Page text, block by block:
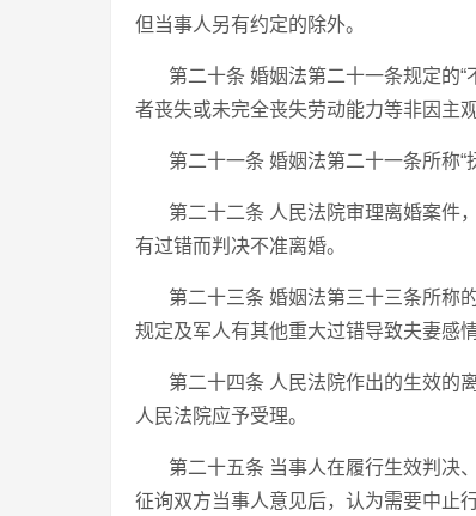
但当事人另有约定的除外。
第二十条 婚姻法第二十一条规定的
者丧失或未完全丧失劳动能力等非因主
第二十一条 婚姻法第二十一条所称“
第二十二条 人民法院审理离婚案件
有过错而判决不准离婚。
第二十三条 婚姻法第三十三条所称
规定及军人有其他重大过错导致夫妻感
第二十四条 人民法院作出的生效的
人民法院应予受理。
第二十五条 当事人在履行生效判决
征询双方当事人意见后，认为需要中止